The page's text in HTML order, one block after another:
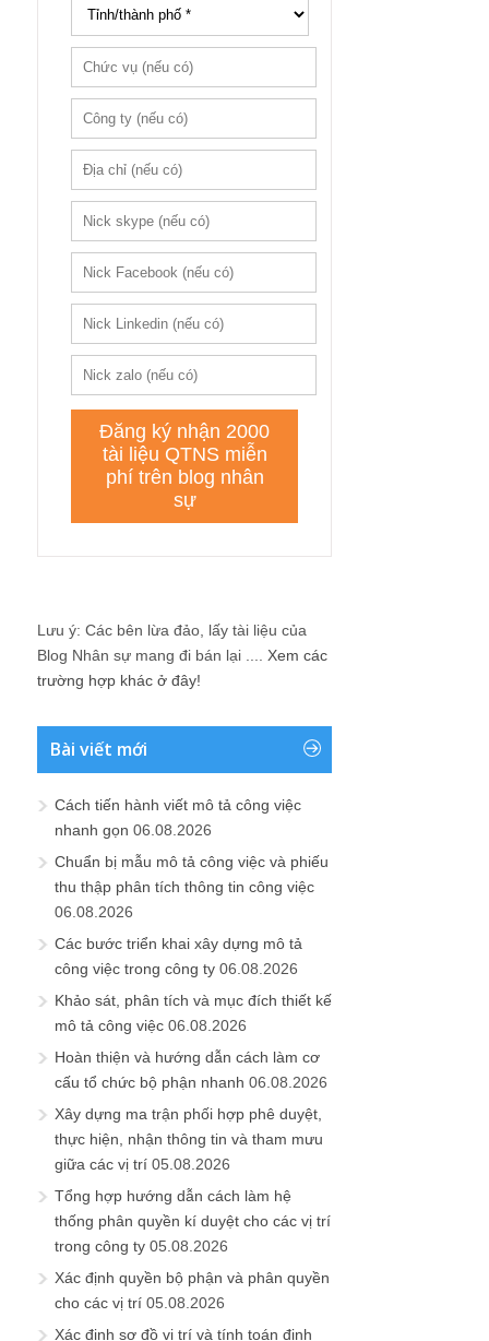
Lưu ý: Các bên lừa đảo, lấy tài liệu của
Blog Nhân sự mang đi bán lại .... Xem các
trường hợp khác ở đây!
Bài viết mới
Cách tiến hành viết mô tả công việc
nhanh gọn 06.08.2026
Chuẩn bị mẫu mô tả công việc và phiếu
thu thập phân tích thông tin công việc
06.08.2026
Các bước triển khai xây dựng mô tả
công việc trong công ty 06.08.2026
Khảo sát, phân tích và mục đích thiết kế
mô tả công việc 06.08.2026
Hoàn thiện và hướng dẫn cách làm cơ
cấu tổ chức bộ phận nhanh 06.08.2026
Xây dựng ma trận phối hợp phê duyệt,
thực hiện, nhận thông tin và tham mưu
giữa các vị trí 05.08.2026
Tổng hợp hướng dẫn cách làm hệ
thống phân quyền kí duyệt cho các vị trí
trong công ty 05.08.2026
Xác định quyền bộ phận và phân quyền
cho các vị trí 05.08.2026
Xác định sơ đồ vị trí và tính toán định